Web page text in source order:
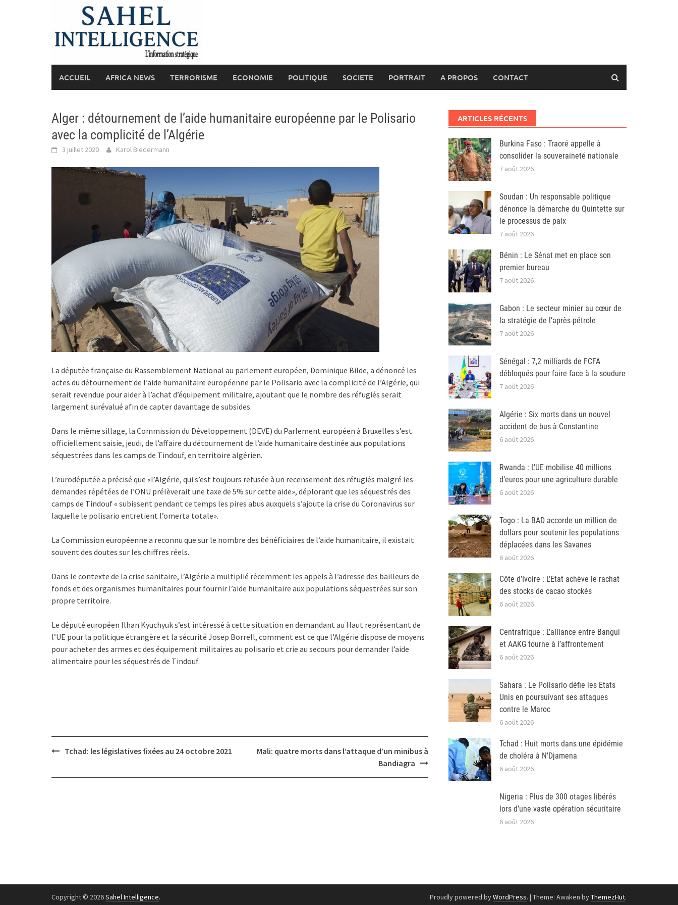
ACCUEIL AFRICA NEWS TERRORISME ECONOMIE POLITIQUE SOCIETE PORTRAIT A PROPOS CONTACT
Alger : détournement de l’aide humanitaire européenne par le Polisario
avec la complicité de l’Algérie
3 juillet 2020 Karol Biedermann
La députée française du Rassemblement National au parlement européen, Dominique Bilde, a dénoncé les
actes du détournement de l’aide humanitaire européenne par le Polisario avec la complicité de l’Algérie, qui
serait revendue pour aider à l’achat d’équipement militaire, ajoutant que le nombre des réfugiés serait
largement surévalué afin de capter davantage de subsides.
Dans le même sillage, la Commission du Développement (DEVE) du Parlement européen à Bruxelles s’est
officiellement saisie, jeudi, de l’affaire du détournement de l’aide humanitaire destinée aux populations
séquestrées dans les camps de Tindouf, en territoire algérien.
L’eurodéputée a précisé que «l’Algérie, qui s’est toujours refusée à un recensement des réfugiés malgré les
demandes répétées de l’ONU prélèverait une taxe de 5% sur cette aide», déplorant que les séquestrés des
camps de Tindouf « subissent pendant ce temps les pires abus auxquels s’ajoute la crise du Coronavirus sur
laquelle le polisario entretient l’omerta totale».
La Commission européenne a reconnu que sur le nombre des bénéficiaires de l’aide humanitaire, il existait
souvent des doutes sur les chiffres réels.
Dans le contexte de la crise sanitaire, l’Algérie a multiplié récemment les appels à l’adresse des bailleurs de
fonds et des organismes humanitaires pour fournir l’aide humanitaire aux populations séquestrées sur son
propre territoire.
Le député européen Ilhan Kyuchyuk s’est intéressé à cette situation en demandant au Haut représentant de
l’UE pour la politique étrangère et la sécurité Josep Borrell, comment est ce que l’Algérie dispose de moyens
pour acheter des armes et des équipement militaires au polisario et crie au secours pour demander l’aide
alimentaire pour les séquestrés de Tindouf.
PostTchad: les législatives fixées au 24 octobre 2021
Mali: quatre morts dans l’attaque d’un minibus à
Bandiagra
ARTICLES RÉCENTS
Burkina Faso : Traoré appelle à
consolider la souveraineté nationale
7 août 2026
Soudan : Un responsable politique
dénonce la démarche du Quintette sur
le processus de paix
7 août 2026
Bénin : Le Sénat met en place son
premier bureau
7 août 2026
Gabon : Le secteur minier au cœur de
la stratégie de l’après-pétrole
7 août 2026
Sénégal : 7,2 milliards de FCFA
débloqués pour faire face à la soudure
7 août 2026
Algérie : Six morts dans un nouvel
accident de bus à Constantine
6 août 2026
Rwanda : L’UE mobilise 40 millions
d’euros pour une agriculture durable
6 août 2026
Togo : La BAD accorde un million de
dollars pour soutenir les populations
déplacées dans les Savanes
6 août 2026
Côte d’Ivoire : L’Etat achève le rachat
des stocks de cacao stockés
6 août 2026
Centrafrique : L’alliance entre Bangui
et AAKG tourne à l’affrontement
6 août 2026
Sahara : Le Polisario défie les Etats
Unis en poursuivant ses attaques
contre le Maroc
6 août 2026
Tchad : Huit morts dans une épidémie
de choléra à N’Djamena
6 août 2026
Nigeria : Plus de 300 otages libérés
lors d’une vaste opération sécuritaire
6 août 2026
Copyright © 2026Sahel Intelligence. Proudly powered byWordPress. | Theme: Awaken byThemezHut.